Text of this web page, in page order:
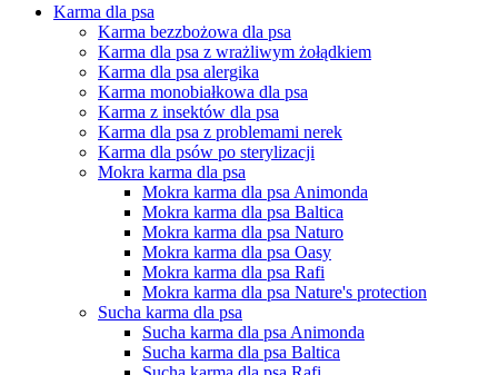
Karma dla psa
Karma bezzbożowa dla psa
Karma dla psa z wrażliwym żołądkiem
Karma dla psa alergika
Karma monobiałkowa dla psa
Karma z insektów dla psa
Karma dla psa z problemami nerek
Karma dla psów po sterylizacji
Mokra karma dla psa
Mokra karma dla psa Animonda
Mokra karma dla psa Baltica
Mokra karma dla psa Naturo
Mokra karma dla psa Oasy
Mokra karma dla psa Rafi
Mokra karma dla psa Nature's protection
Sucha karma dla psa
Sucha karma dla psa Animonda
Sucha karma dla psa Baltica